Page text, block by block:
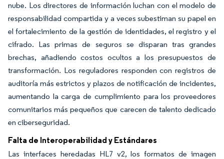
nube. Los directores de información luchan con el modelo de
responsabilidad compartida y a veces subestiman su papel en
el fortalecimiento de la gestión de identidades, el registro y el
cifrado. Las primas de seguros se disparan tras grandes
brechas, añadiendo costos ocultos a los presupuestos de
transformación. Los reguladores responden con registros de
auditoría más estrictos y plazos de notificación de incidentes,
aumentando la carga de cumplimiento para los proveedores
comunitarios más pequeños que carecen de talento dedicado
en ciberseguridad.
Falta de Interoperabilidad y Estándares
Las interfaces heredadas HL7 v2, los formatos de imagen